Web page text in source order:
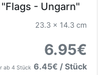
- Ungarn"
23.3 x 14.3 cm
6.95€
ab 4 Stück 6.45€ / Stück